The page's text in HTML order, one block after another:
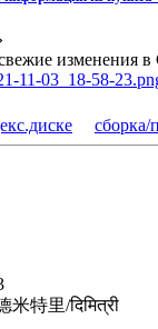
изменения
11-03_18-58-
сборка/
特里/दिमित्री